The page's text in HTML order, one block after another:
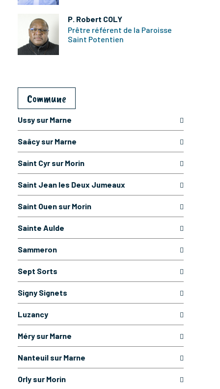
P. Robert COLY
Prêtre référent de la Paroisse
Saint Potentien
Commune
Ussy sur Marne
Saâcy sur Marne
Saint Cyr sur Morin
Saint Jean les Deux Jumeaux
Saint Ouen sur Morin
Sainte Aulde
Sammeron
Sept Sorts
Signy Signets
Luzancy
Méry sur Marne
Nanteuil sur Marne
Orly sur Morin